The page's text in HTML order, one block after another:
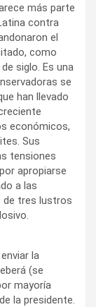
más parte
contra
el
como
siglo. Es una
se
han llevado
económicos,
Sus
tensiones
apropiarse
a las
de tres lustros
la
(se
mayoría
la presidente.